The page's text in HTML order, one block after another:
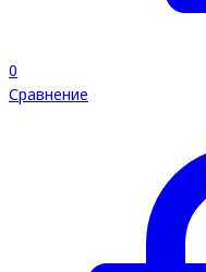
0
Сравнение